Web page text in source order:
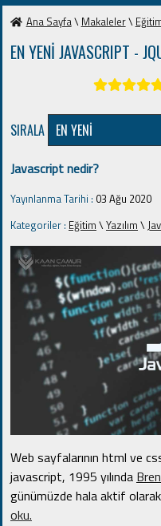
Ana Sayfa\ Makaleler\
EN YENİ JAVASCRIPT -
SIRALA
Javascript nedir?
Yayınlanma Tarihi : 03 Ağu 2020
Kategoriler : Eğitim \Yazılım \
Web sayfalarının html ve
javascript, 1995 yılında
günümüzde hala aktif olarak
oku.